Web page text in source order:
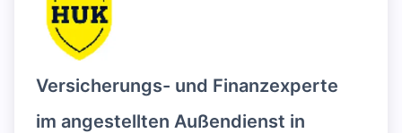
Versicherungs- und Finanzexperte
im angestellten Außendienst in